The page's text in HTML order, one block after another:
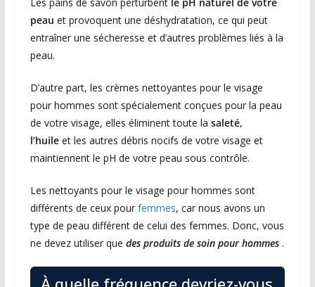
peau et provoquent une déshydratation, ce qui peut
entraîner une sécheresse et d’autres problèmes liés à la
peau.
D’autre part, les crèmes nettoyantes pour le visage
pour hommes sont spécialement conçues pour la peau
de votre visage, elles éliminent toute la saleté,
l’huileet les autres débris nocifs de votre visage et
maintiennent le pH de votre peau sous contrôle.
Les nettoyants pour le visage pour hommes sont
différents de ceux pour femmes, car nous avons un
type de peau différent de celui des femmes. Donc, vous
ne devez utiliser que des produits de soin pour hommes.